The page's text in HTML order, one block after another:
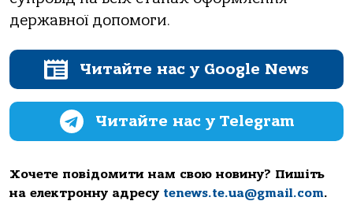
державної допомоги.
Читайте нас у Google News
Читайте нас у Telegram
Хочете повідомити нам свою новину? Пишіть
на електронну адресу tenews.te.ua@gmail.com.